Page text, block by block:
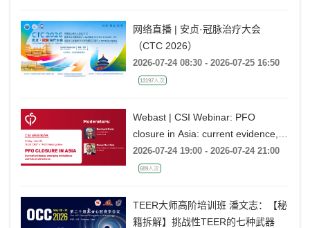
网络直播 | 安贞·冠脉治疗大会
（CTC 2026）
2026-07-24 08:30 - 2026-07-25 16:50
13197人次
Webast | CSI Webinar: PFO
closure in Asia: current evidence,
emerging indications and future
directions
2026-07-24 19:00 - 2026-07-24 21:00
689人次
TEER大师高阶培训班 潘文志：【秘
籍拆解】挑战性TEER的七种武器